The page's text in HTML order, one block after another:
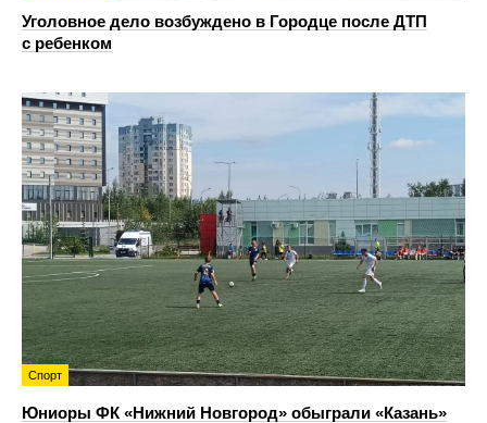
Уголовное дело возбуждено в Городце после ДТП
с ребенком
Спорт
Юниоры ФК «Нижний Новгород» обыграли «Казань»